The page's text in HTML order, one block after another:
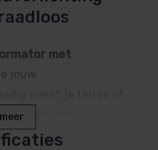
met
jouw
transformator is
LED-